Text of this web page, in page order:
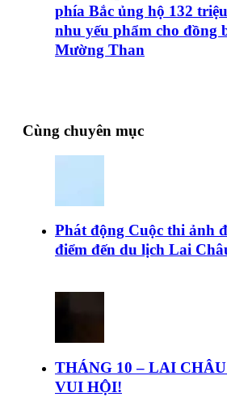
phía Bắc ủng hộ 132
nhu yếu phẩm cho đồng
Mường Than
Cùng chuyên mục
Phát động Cuộc thi ảnh
điểm đến du lịch Lai
THÁNG 10 – LAI
VUI HỘI!